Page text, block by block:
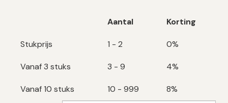
Aantal Korting
Stukprijs 1 - 2 0%
Vanaf 3 stuks 3 - 9 4%
Vanaf 10 stuks 10 - 999 8%